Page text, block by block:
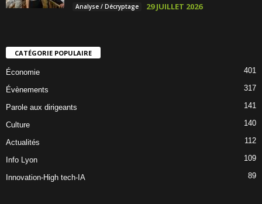
Analyse / Décryptage 29 JUILLET 2026
CATÉGORIE POPULAIRE
Économie 401
Évènements 317
Parole aux dirigeants 141
Culture 140
Actualités 112
Info Lyon 109
Innovation-High tech-IA 89